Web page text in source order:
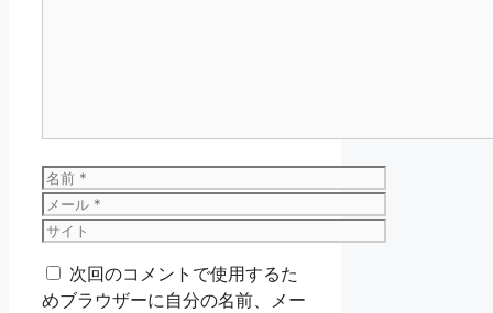
名
前
メ
ー
サ
ト 次回のコメントで使用するた
めブラウザーに自分の名前、メー